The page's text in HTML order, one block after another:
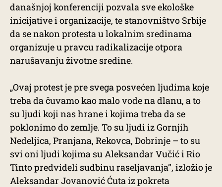
današnjoj konferenciji pozvala sve ekološke
inicijative i organizacije, te stanovništvo Srbije
da se nakon protesta u lokalnim sredinama
organizuje u pravcu radikalizacije otpora
narušavanju životne sredine.
„Ovaj protest je pre svega posvećen ljudima koje
treba da čuvamo kao malo vode na dlanu, a to
su ljudi koji nas hrane i kojima treba da se
poklonimo do zemlje. To su ljudi iz Gornjih
Nedeljica, Pranjana, Rekovca, Dobrinje – to su
svi oni ljudi kojima su Aleksandar Vučić i Rio
Tinto predvideli sudbinu raseljavanja”, izložio je
Aleksandar Jovanović Ćuta iz pokreta